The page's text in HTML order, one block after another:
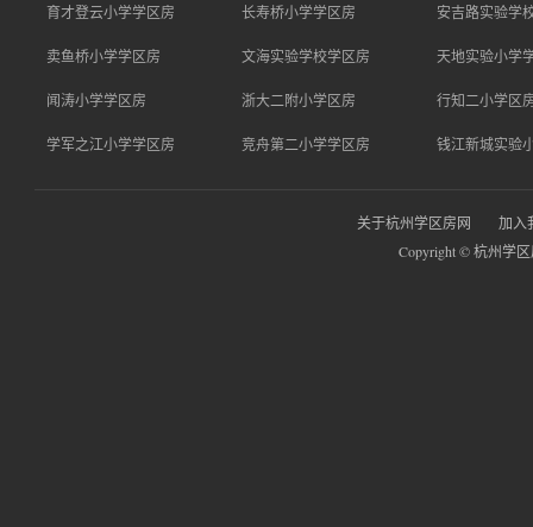
育才登云小学学区房 长寿桥小学学区房 安吉路实验学
卖鱼桥小学学区房 文海实验学校学区房 天地实验小学
闻涛小学学区房 浙大二附小学区房 行知二小学区
学军之江小学学区房 竞舟第二小学学区房 钱江新城实验
关于杭州学区房网
加入
Copyright © 杭州学